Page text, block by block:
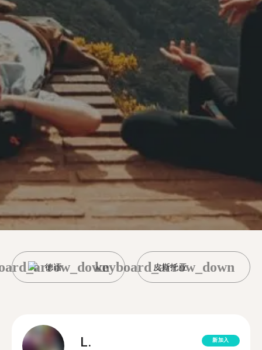
德语 皮斯托亚
keyboard_arrow_down
L. 新加入